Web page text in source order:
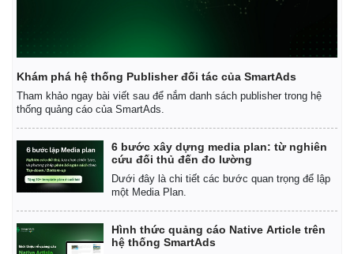
Khám phá hệ thống Publisher đối tác của SmartAds
Tham khảo ngay bài viết sau để nắm danh sách publisher trong hệ
thống quảng cáo của SmartAds.
6 bước xây dựng media plan: từ nghiên
cứu đối thủ đến đo lường
Dưới đây là chi tiết các bước quan trọng để lập
một Media Plan.
Hình thức quảng cáo Native Article trên
hệ thống SmartAds